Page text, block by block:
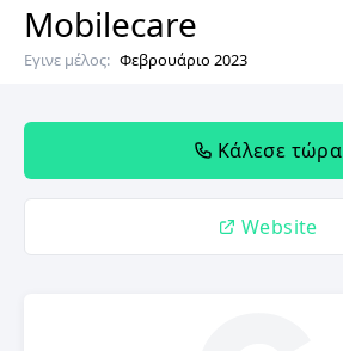
Mobilecare
Εγινε μέλος: Φεβρουάριο 2023
Κάλεσε τώρα
Website